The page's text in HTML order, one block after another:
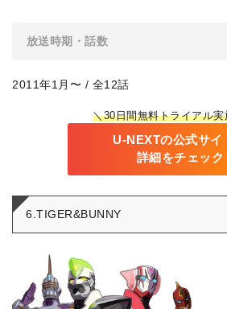
放送時期・話数
2011年1月〜 / 全12話
＼30日間無料トライアル
U-NEXTの公式サイ
詳細をチェック
6.TIGER&BUNNY